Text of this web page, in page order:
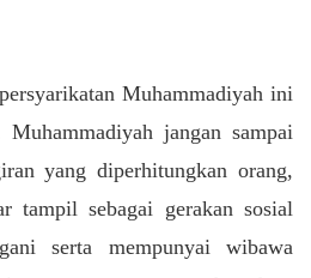
Muhammadiyah ini
jangan sampai
yang diperhitungkan orang,
tampil sebagai gerakan sosial
serta mempunyai wibawa